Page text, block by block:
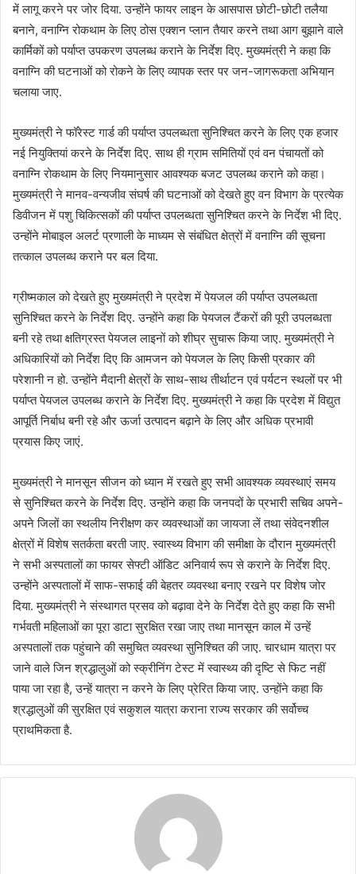
में लागू करने पर जोर दिया. उन्होंने फायर लाइन के आसपास छोटी-छोटी तलैया
बनाने, वनाग्नि रोकथाम के लिए ठोस एक्शन प्लान तैयार करने तथा आग बुझाने वाले
कार्मिकों को पर्याप्त उपकरण उपलब्ध कराने के निर्देश दिए. मुख्यमंत्री ने कहा कि
वनाग्नि की घटनाओं को रोकने के लिए व्यापक स्तर पर जन-जागरूकता अभियान
चलाया जाए.
मुख्यमंत्री ने फॉरेस्ट गार्ड की पर्याप्त उपलब्धता सुनिश्चित करने के लिए एक हजार
नई नियुक्तियां करने के निर्देश दिए. साथ ही ग्राम समितियों एवं वन पंचायतों को
वनाग्नि रोकथाम के लिए नियमानुसार आवश्यक बजट उपलब्ध कराने को कहा।
मुख्यमंत्री ने मानव-वन्यजीव संघर्ष की घटनाओं को देखते हुए वन विभाग के प्रत्येक
डिवीजन में पशु चिकित्सकों की पर्याप्त उपलब्धता सुनिश्चित करने के निर्देश भी दिए.
उन्होंने मोबाइल अलर्ट प्रणाली के माध्यम से संबंधित क्षेत्रों में वनाग्नि की सूचना
तत्काल उपलब्ध कराने पर बल दिया.
ग्रीष्मकाल को देखते हुए मुख्यमंत्री ने प्रदेश में पेयजल की पर्याप्त उपलब्धता
सुनिश्चित करने के निर्देश दिए. उन्होंने कहा कि पेयजल टैंकरों की पूरी उपलब्धता
बनी रहे तथा क्षतिग्रस्त पेयजल लाइनों को शीघ्र सुचारू किया जाए. मुख्यमंत्री ने
अधिकारियों को निर्देश दिए कि आमजन को पेयजल के लिए किसी प्रकार की
परेशानी न हो. उन्होंने मैदानी क्षेत्रों के साथ-साथ तीर्थाटन एवं पर्यटन स्थलों पर भी
पर्याप्त पेयजल उपलब्ध कराने के निर्देश दिए. मुख्यमंत्री ने कहा कि प्रदेश में विद्युत
आपूर्ति निर्बाध बनी रहे और ऊर्जा उत्पादन बढ़ाने के लिए और अधिक प्रभावी
प्रयास किए जाएं.
मुख्यमंत्री ने मानसून सीजन को ध्यान में रखते हुए सभी आवश्यक व्यवस्थाएं समय
से सुनिश्चित करने के निर्देश दिए. उन्होंने कहा कि जनपदों के प्रभारी सचिव अपने-
अपने जिलों का स्थलीय निरीक्षण कर व्यवस्थाओं का जायजा लें तथा संवेदनशील
क्षेत्रों में विशेष सतर्कता बरती जाए. स्वास्थ्य विभाग की समीक्षा के दौरान मुख्यमंत्री
ने सभी अस्पतालों का फायर सेफ्टी ऑडिट अनिवार्य रूप से कराने के निर्देश दिए.
उन्होंने अस्पतालों में साफ-सफाई की बेहतर व्यवस्था बनाए रखने पर विशेष जोर
दिया. मुख्यमंत्री ने संस्थागत प्रसव को बढ़ावा देने के निर्देश देते हुए कहा कि सभी
गर्भवती महिलाओं का पूरा डाटा सुरक्षित रखा जाए तथा मानसून काल में उन्हें
अस्पतालों तक पहुंचाने की समुचित व्यवस्था सुनिश्चित की जाए. चारधाम यात्रा पर
जाने वाले जिन श्रद्धालुओं को स्क्रीनिंग टेस्ट में स्वास्थ्य की दृष्टि से फिट नहीं
पाया जा रहा है, उन्हें यात्रा न करने के लिए प्रेरित किया जाए. उन्होंने कहा कि
श्रद्धालुओं की सुरक्षित एवं सकुशल यात्रा कराना राज्य सरकार की सर्वोच्च
प्राथमिकता है.